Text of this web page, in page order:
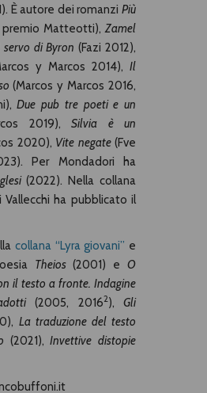
È autore dei romanzi Più
premio Matteotti),Zamel
servo di Byron (Fazi 2012),
y Marcos 2014),Il
(Marcos y Marcos 2016,
Due pub tre poeti e un
2019),Silvia è un
2020), Vite negate(Fve
Per Mondadori ha
(2022). Nella collana
ha pubblicato il
collana “Lyra giovani” e
Theios(2001) eO
il testo a fronte. Indagine
(2005, 20162),Gli
La traduzione del testo
(2021),Invettive distopie